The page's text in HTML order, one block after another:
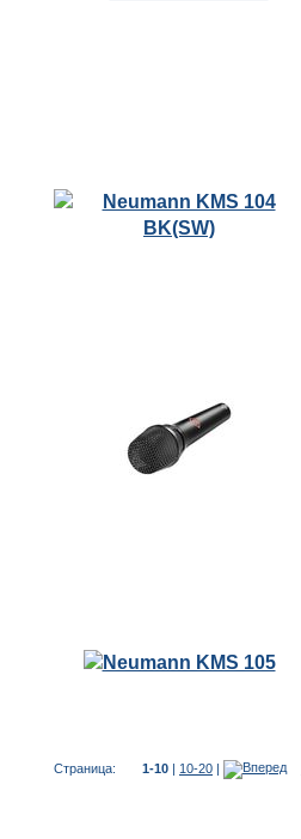
Страница: 1-10 | 10-20 |